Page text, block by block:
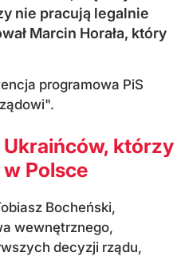
nie pracują legalnie
Marcin Horała, który
programowa PiS
którzy
Polsce
Bocheński,
wewnętrznego,
decyzji rządu,